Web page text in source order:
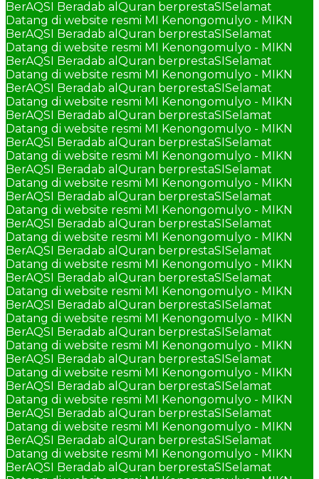
BerAQSI Beradab alQuran berprestaSISelamat
Datang di website resmi MI Kenongomulyo - MIKN
BerAQSI Beradab alQuran berprestaSISelamat
Datang di website resmi MI Kenongomulyo - MIKN
BerAQSI Beradab alQuran berprestaSISelamat
Datang di website resmi MI Kenongomulyo - MIKN
BerAQSI Beradab alQuran berprestaSISelamat
Datang di website resmi MI Kenongomulyo - MIKN
BerAQSI Beradab alQuran berprestaSISelamat
Datang di website resmi MI Kenongomulyo - MIKN
BerAQSI Beradab alQuran berprestaSISelamat
Datang di website resmi MI Kenongomulyo - MIKN
BerAQSI Beradab alQuran berprestaSISelamat
Datang di website resmi MI Kenongomulyo - MIKN
BerAQSI Beradab alQuran berprestaSISelamat
Datang di website resmi MI Kenongomulyo - MIKN
BerAQSI Beradab alQuran berprestaSISelamat
Datang di website resmi MI Kenongomulyo - MIKN
BerAQSI Beradab alQuran berprestaSISelamat
Datang di website resmi MI Kenongomulyo - MIKN
BerAQSI Beradab alQuran berprestaSISelamat
Datang di website resmi MI Kenongomulyo - MIKN
BerAQSI Beradab alQuran berprestaSISelamat
Datang di website resmi MI Kenongomulyo - MIKN
BerAQSI Beradab alQuran berprestaSISelamat
Datang di website resmi MI Kenongomulyo - MIKN
BerAQSI Beradab alQuran berprestaSISelamat
Datang di website resmi MI Kenongomulyo - MIKN
BerAQSI Beradab alQuran berprestaSISelamat
Datang di website resmi MI Kenongomulyo - MIKN
BerAQSI Beradab alQuran berprestaSISelamat
Datang di website resmi MI Kenongomulyo - MIKN
BerAQSI Beradab alQuran berprestaSISelamat
Datang di website resmi MI Kenongomulyo - MIKN
BerAQSI Beradab alQuran berprestaSISelamat